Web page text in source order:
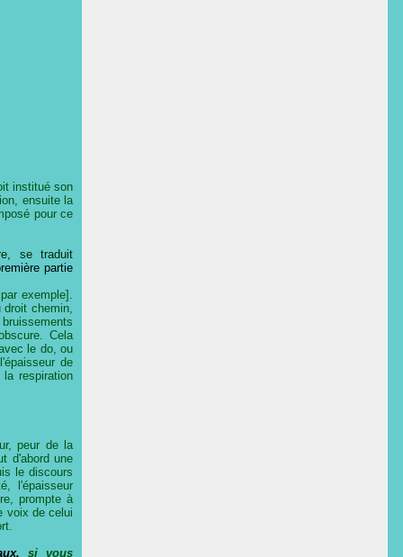
institué son
ensuite la
pour ce
se traduit
partie
exemple].
chemin,
Cela
le do, ou
de
la respiration
peur de la
d'abord une
le discours
l'épaisseur
prompte à
voix de celui
si vous